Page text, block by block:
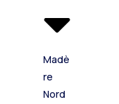
Madè
re
Nord